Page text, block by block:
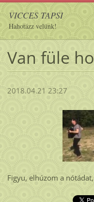
VICCES TAPSI
Hahotázz velünk!
Van füle
2018.04.21 23:27
Figyu, elhúzom a